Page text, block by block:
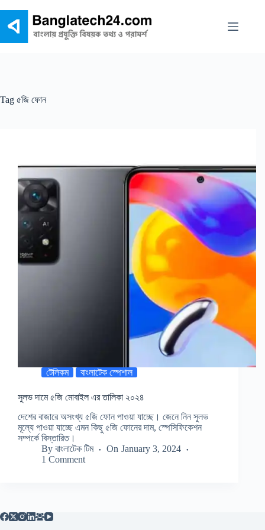
content
Tag ৫জি ফোন
টেলিকম বাংলাটেক স্পেশাল
সুলভ দামে ৫জি মোবাইল এর তালিকা ২০২৪
দেশের বাজারে অসংখ্য ৫জি ফোন পাওয়া যাচ্ছে। জেনে নিন সুলভ
মূল্যে পাওয়া যাচ্ছে এমন কিছু ৫জি ফোনের দাম, স্পেসিফিকেশন
সম্পর্কে বিস্তারিত।
By বাংলাটেক টিম On January 3, 2024
1 Comment